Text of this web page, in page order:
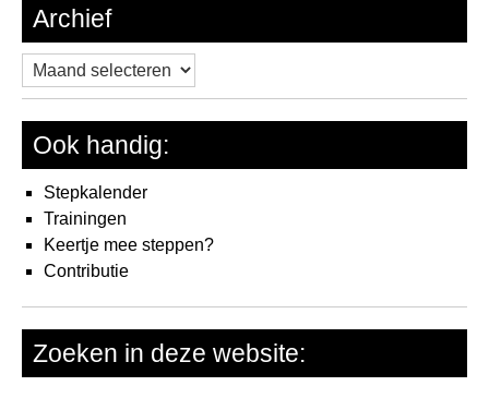
Archief
Archief
Ook handig:
Stepkalender
Trainingen
Keertje mee steppen?
Contributie
Zoeken in deze website: